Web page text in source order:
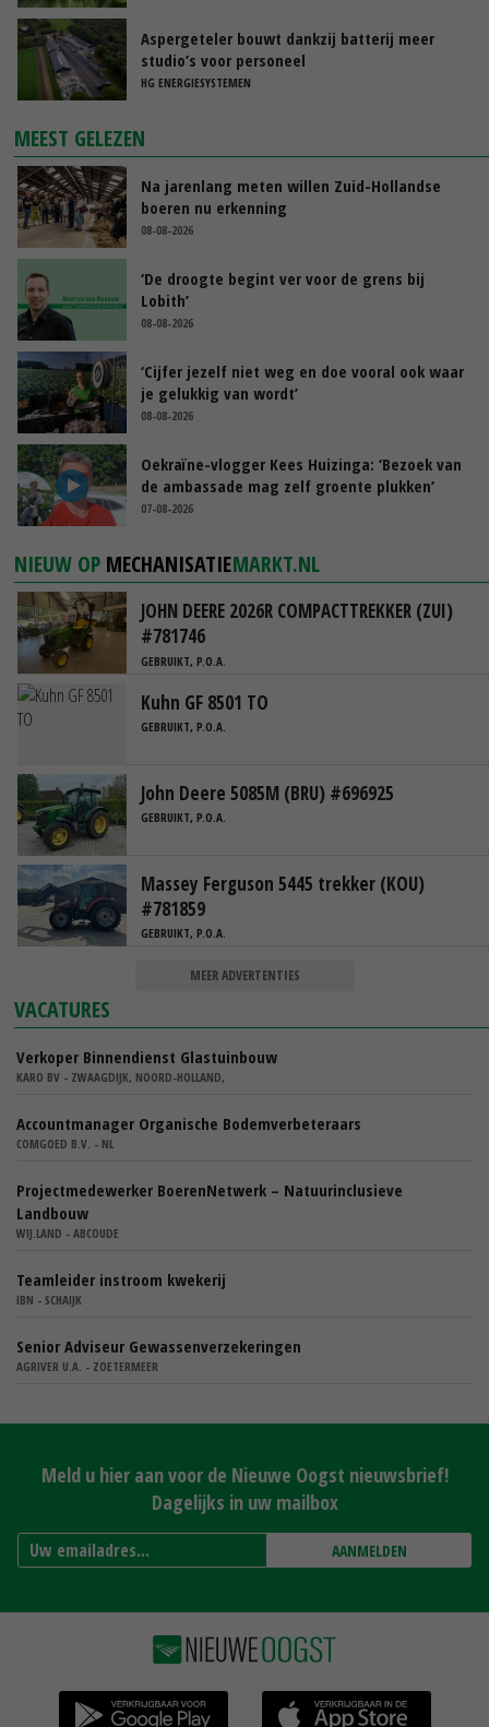
Aspergeteler bouwt dankzij batterij meer
studio’s voor personeel
HG ENERGIESYSTEMEN
MEEST GELEZEN
Na jarenlang meten willen Zuid-Hollandse
boeren nu erkenning
08-08-2026
‘De droogte begint ver voor de grens bij
Lobith’
08-08-2026
‘Cijfer jezelf niet weg en doe vooral ook waar
je gelukkig van wordt’
08-08-2026
Oekraïne-vlogger Kees Huizinga: ‘Bezoek van
de ambassade mag zelf groente plukken’
07-08-2026
NIEUW OP MECHANISATIEMARKT.NL
JOHN DEERE 2026R COMPACTTREKKER (ZUI)
#781746
GEBRUIKT, P.O.A.
Kuhn GF 8501 TO
GEBRUIKT, P.O.A.
John Deere 5085M (BRU) #696925
GEBRUIKT, P.O.A.
Massey Ferguson 5445 trekker (KOU)
#781859
GEBRUIKT, P.O.A.
MEER ADVERTENTIES
VACATURES
Verkoper Binnendienst Glastuinbouw
KARO BV - ZWAAGDIJK, NOORD-HOLLAND,
Accountmanager Organische Bodemverbeteraars
COMGOED B.V. - NL
Projectmedewerker BoerenNetwerk – Natuurinclusieve
Landbouw
WIJ.LAND - ABCOUDE
Teamleider instroom kwekerij
IBN - SCHAIJK
Senior Adviseur Gewassenverzekeringen
AGRIVER U.A. - ZOETERMEER
Meld u hier aan voor de Nieuwe Oogst nieuwsbrief!
Dagelijks in uw mailbox
AANMELDEN